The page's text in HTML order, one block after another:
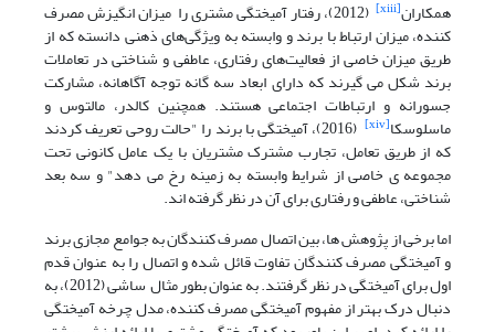
همکاران[xiii] (2012)، رفتار آمیختگی مشتری را میزان انگیزش مصرف
کننده، میزان ارتباط با برند و وابسته به ویژگی‌های ذهنی دانسته که از
طریق میزان خاصی از فعالیت‌های رفتاری، عاطفی و شناختی در تعاملات
برند شکل می گیرند که دارای ابعاد سه گانه توجه آگاهانه، مشارکت
جسورانه و ارتباطات اجتماعی هستند. همچنین کالدر، مالتوس و
ماسلوسکا[xiv] (2016)، آمیختگی با برند را "حالت روحی تعریف کردند
که از طریق تعامل، تجارب مشترک مشتریان با یک عامل کانونی تحت
مجموعه ی خاصی از شرایط وابسته به زمینه رخ می دهد" و سه بعد
شناختی، عاطفی و رفتاری برای آن در نظر گرفته اند.
اما برخی از پژوهش ها، بین اتصال مصرف کنندگان به جوامع مجازی برند
و آمیختگی مصرف کنندگان تفاوت قائل شده و اتصال را به عنوان قدم
اول برای آمیختگی در نظر گرفتند. به عنوان بطور مثال ساشی (2012)، به
دنبال درک بهتر از مفهوم آمیختگی مصرف کننده، مدل چرخه آمیختگی